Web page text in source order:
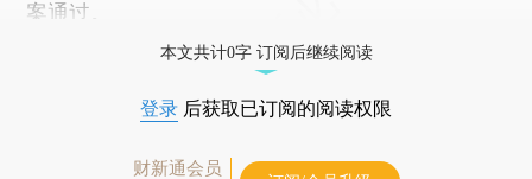
案通过。
本文共计0字 订阅后继续阅读
登录 后获取已订阅的阅读权限
财新通会员